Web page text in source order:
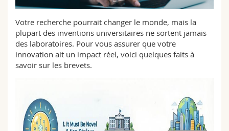
Sciences et médecine
Interfacultaire
Collaborateurs
Doctorants
Webmail
Programme des cours
MyUnifr
Votre recherche pourrait changer le monde, mais la
plupart des inventions universitaires ne sortent jamais
des laboratoires. Pour vous assurer que votre
innovation ait un impact réel, voici quelques faits à
savoir sur les brevets.